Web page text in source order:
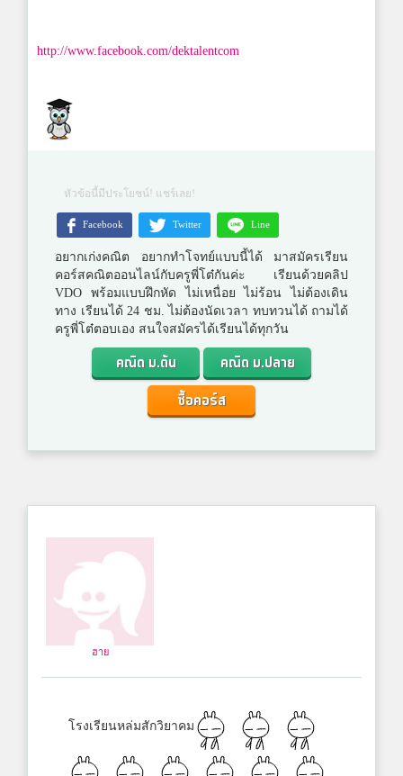
http://www.facebook.com/dektalentcom
หัวข้อนี้มีประโยชน์! แชร์เลย!
Facebook Twitter Line
อยากเก่งคณิต อยากทำโจทย์แบบนี้ได้ มาสมัครเรียน
คอร์สคณิตออนไลน์กับครูพี่โต๋กันค่ะ เรียนด้วยคลิป
VDO พร้อมแบบฝึกหัด ไม่เหนื่อย ไม่ร้อน ไม่ต้องเดิน
ทาง เรียนได้ 24 ชม. ไม่ต้องนัดเวลา ทบทวนได้ ถามได้
ครูพี่โต๋ตอบเอง สนใจสมัครได้เรียนได้ทุกวัน
คณิต ม.ต้น
คณิต ม.ปลาย
ซื้อคอร์ส
ฮาย
โรงเรียนหล่มสักวิยาคม